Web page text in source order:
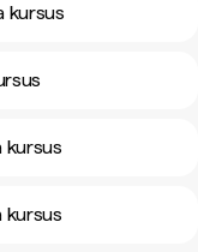
kursus
kursus
kursus